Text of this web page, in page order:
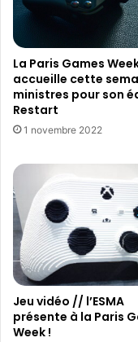
l
s
2
5
n
d
u
p
x
c
n
i
é
u
i
C
a
n
e
s
La Paris Games
accueille cette
ministres pour son
Restart
1 novembre 2022
Jeu vidéo // l’ESMA
présente à la Paris
Week !